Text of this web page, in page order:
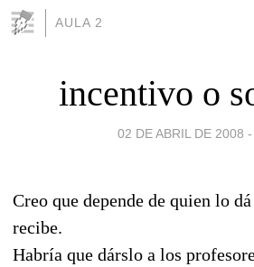
AULA 2
incentivo o
02 DE ABRIL DE 2008
Creo que depende de quien lo
recibe.
Habría que dárslo a los